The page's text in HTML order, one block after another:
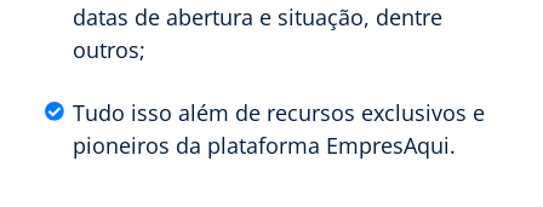
datas de abertura e situação, dentre
outros;
Tudo isso além de recursos exclusivos e
pioneiros da plataforma EmpresAqui.